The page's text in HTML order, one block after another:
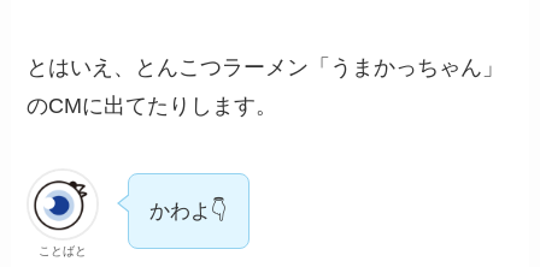
とはいえ、とんこつラーメン「うまかっちゃん」
のCMに出てたりします。
ことばと
かわよ👇